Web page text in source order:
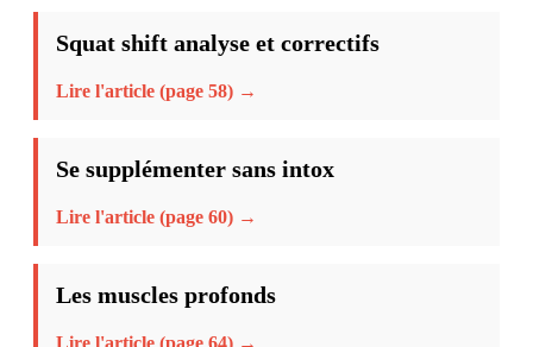
Squat shift analyse et correctifs
Lire l'article (page 58) →
Se supplémenter sans intox
Lire l'article (page 60) →
Les muscles profonds
Lire l'article (page 64) →